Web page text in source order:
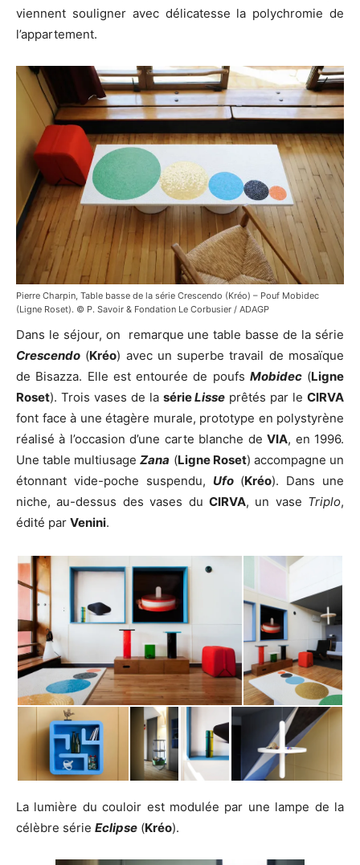
viennent souligner avec délicatesse la polychromie de
l’appartement.
Pierre Charpin, Table basse de la série Crescendo (Kréo) – Pouf Mobidec
(Ligne Roset). © P. Savoir & Fondation Le Corbusier / ADAGP
Dans le séjour, on remarque une table basse de la série
Crescendo (Kréo) avec un superbe travail de mosaïque
de Bisazza. Elle est entourée de poufs Mobidec(Ligne
Roset). Trois vases de la sérieLisse prêtés par leCIRVA
font face à une étagère murale, prototype en polystyrène
réalisé à l’occasion d’une carte blanche deVIA, en 1996.
Une table multiusageZana (Ligne Roset) accompagne un
étonnant vide-poche suspendu, Ufo(Kréo). Dans une
niche, au-dessus des vases du CIRVA, un vase Triplo,
édité par Venini.
La lumière du couloir est modulée par une lampe de la
célèbre série Eclipse (Kréo).